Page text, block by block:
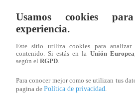
Melissa Klug en EVDLV: ¿Te
una buena madre?
Usamos cookies
experiencia.
Este sitio utiliza cookies para
contenido. Si estás en la Unión Europea
según el RGPD
Para conocer mejor como se utilizan tus
pagina de Política de privacidad